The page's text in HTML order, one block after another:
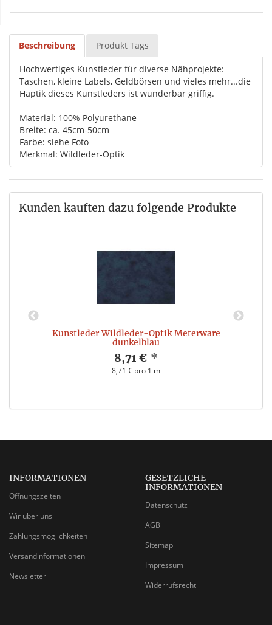
Beschreibung Produkt Tags
Hochwertiges Kunstleder für diverse Nähprojekte:
Taschen, kleine Labels, Geldbörsen und vieles mehr...die
Haptik dieses Kunstleders ist wunderbar griffig.
Material: 100% Polyurethane
Breite: ca. 45cm-50cm
Farbe: siehe Foto
Merkmal: Wildleder-Optik
Kunden kauften dazu folgende Produkte
Kunstleder Wildleder-Optik Meterware
dunkelblau
8,71 € *
8,71 € pro 1 m
INFORMATIONEN
Öffnungszeiten
Wir über uns
Zahlungsmöglichkeiten
Versandinformationen
Newsletter
GESETZLICHE
INFORMATIONEN
Datenschutz
AGB
Sitemap
Impressum
Widerrufsrecht